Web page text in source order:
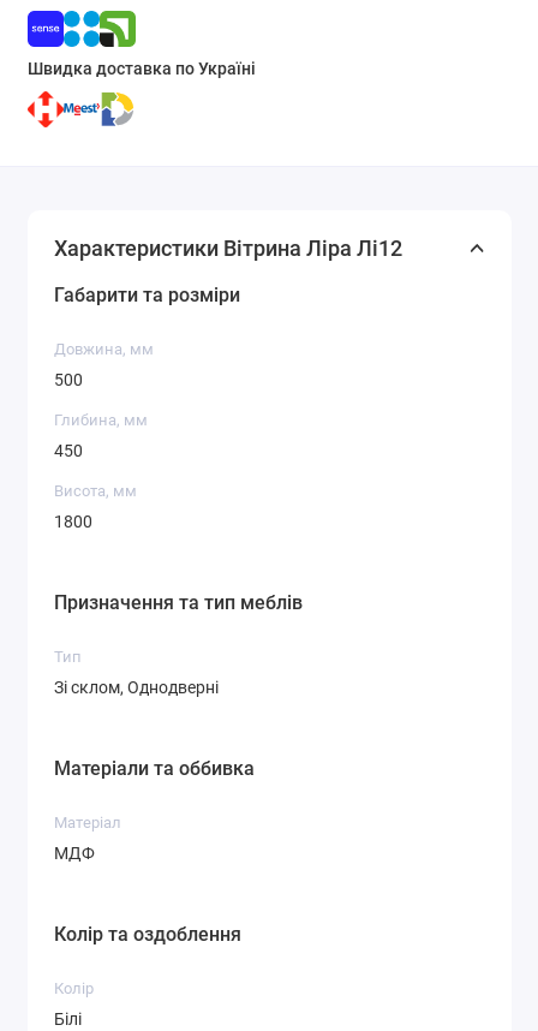
Швидка доставка по Україні
Характеристики Вітрина Ліра Лі12
Габарити та розміри
Довжина, мм
500
Глибина, мм
450
Висота, мм
1800
Призначення та тип меблів
Тип
Зі склом, Однодверні
Матеріали та оббивка
Матеріал
МДФ
Колір та оздоблення
Колір
Білі